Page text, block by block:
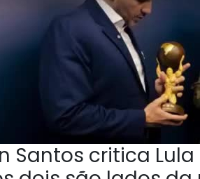
Santos critica